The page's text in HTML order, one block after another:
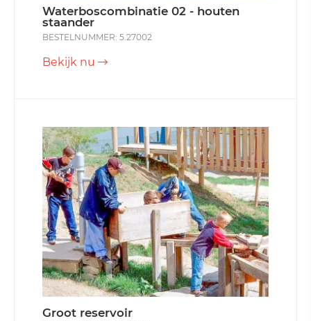
Waterboscombinatie 02 - houten
staander
BESTELNUMMER: 5.27002
Bekijk nu
Groot reservoir